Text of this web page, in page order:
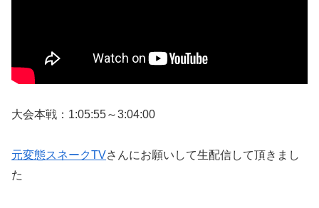
大会本戦：1:05:55～3:04:00
元変態スネークTVさんにお願いして生配信して頂きまし
た